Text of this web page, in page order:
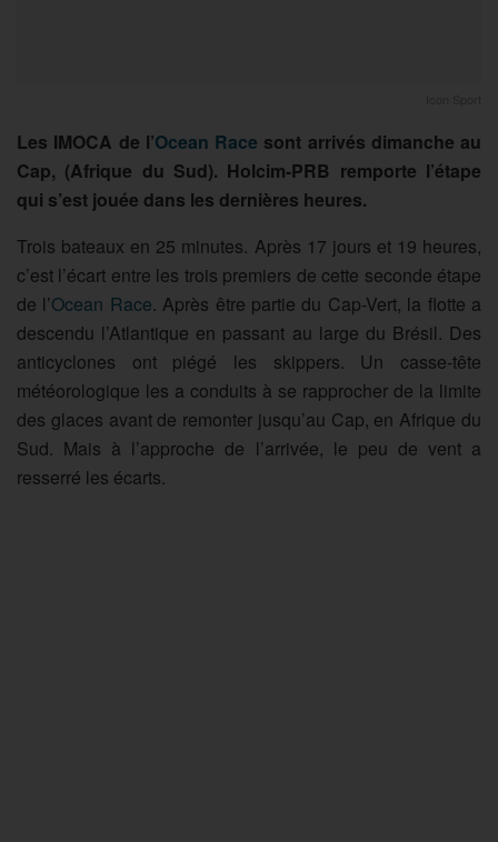
Les IMOCA de l’Ocean Race sont arrivés dimanche au
Cap, (Afrique du Sud). Holcim-PRB remporte l’étape
qui s’est jouée dans les dernières heures.
Trois bateaux en 25 minutes. Après 17 jours et 19 heures,
c’est l’écart entre les trois premiers de cette seconde étape
de l’Ocean Race. Après être partie du Cap-Vert, la flotte a
descendu l’Atlantique en passant au large du Brésil. Des
anticyclones ont piégé les skippers. Un casse-tête
météorologique les a conduits à se rapprocher de la limite
des glaces avant de remonter jusqu’au Cap, en Afrique du
Sud. Mais à l’approche de l’arrivée, le peu de vent a
resserré les écarts.